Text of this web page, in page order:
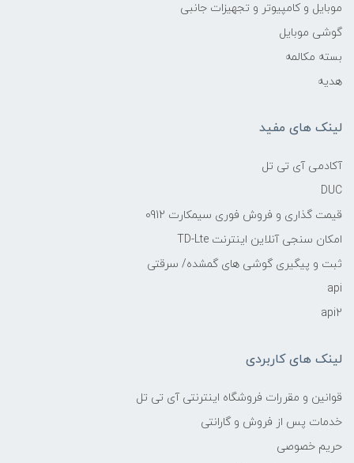
موبایل و کامپیوتر و تجهیزات جانبی
گوشی موبایل
بسته مکالمه
هدیه
لینک های مفید
آکادمی آی تی تل
DUC
قیمت گذاری و فروش فوری سیمکارت 0912
امکان سنجی آنلاین اینترنت TD-Lte
ثبت و پیگیری گوشی های گمشده/ سرقتی
api
api2
لینک های کاربردی
قوانین و مقررات فروشگاه اینترنتی آی تی تل
خدمات پس از فروش و گارانتی
حریم خصوصی